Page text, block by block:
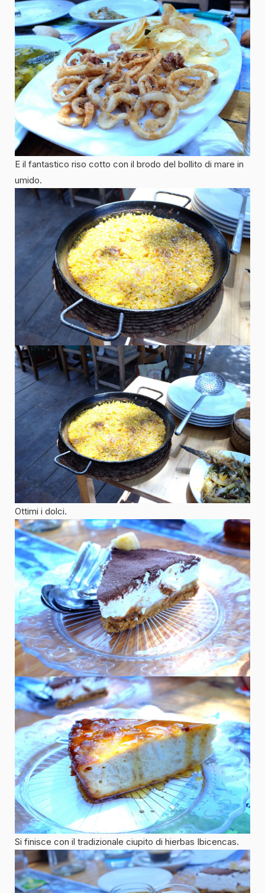
E il fantastico riso cotto con il brodo del bollito di mare in
umido.
Ottimi i dolci.
Si finisce con il tradizionale ciupito di hierbas Ibicencas.